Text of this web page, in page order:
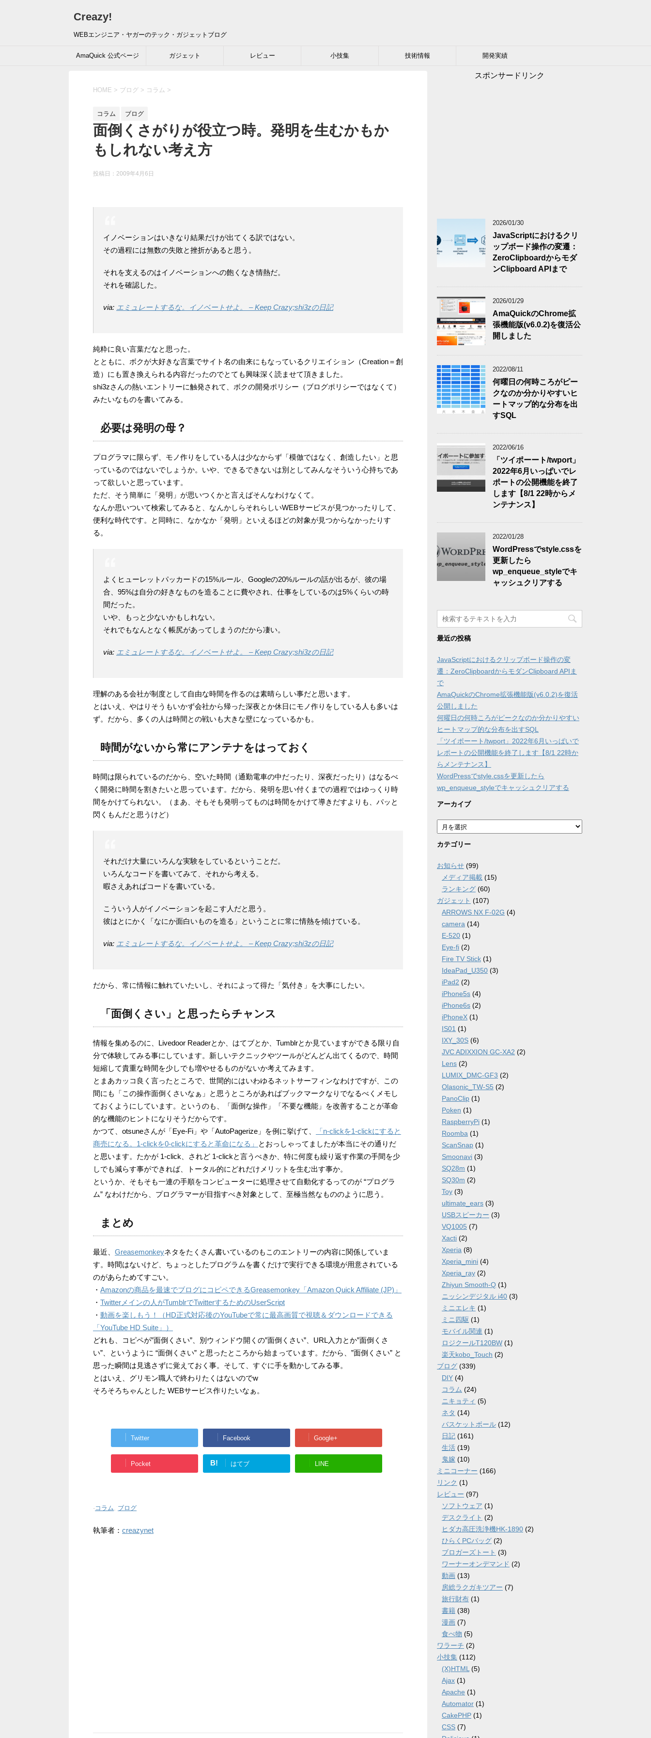
Creazy!
WEBエンジニア・ヤガーのテック・ガジェットブログ
AmaQuick 公式ページ ガジェット レビュー 小技集 技術情報 開発実績
HOME > ブログ > コラム >
コラム ブログ
面倒くさがりが役立つ時。発明を生むかもか
もしれない考え方
投稿日： 2009年4月6日
イノベーションはいきなり結果だけが出てくる訳ではない。
その過程には無数の失敗と挫折があると思う。
それを支えるのはイノベーションへの飽くなき情熱だ。
それを確認した。
via: エミュレートするな。イノベートせよ。 – Keep Crazy;shi3zの日記
純粋に良い言葉だなと思った。
とともに、ボクが大好きな言葉でサイト名の由来にもなっているクリエイション（Creation＝創
造）にも置き換えられる内容だったのでとても興味深く読ませて頂きました。
shi3zさんの熱いエントリーに触発されて、ボクの開発ポリシー（ブログポリシーではなくて）
みたいなものを書いてみる。
必要は発明の母？
プログラマに限らず、モノ作りをしている人は少なからず「模倣ではなく、創造したい」と思
っているのではないでしょうか。いや、できるできないは別としてみんなそういう心持ちであ
って欲しいと思っています。
ただ、そう簡単に「発明」が思いつくかと言えばそんなわけなくて。
なんか思いついて検索してみると、なんかしらそれらしいWEBサービスが見つかったりして、
便利な時代です。と同時に、なかなか「発明」といえるほどの対象が見つからなかったりす
る。
よくヒューレットパッカードの15%ルール、Googleの20%ルールの話が出るが、彼の場
合、95%は自分の好きなものを造ることに費やされ、仕事をしているのは5%くらいの時
間だった。
いや、もっと少ないかもしれない。
それでもなんとなく帳尻があってしまうのだから凄い。
via: エミュレートするな。イノベートせよ。 – Keep Crazy;shi3zの日記
理解のある会社が制度として自由な時間を作るのは素晴らしい事だと思います。
とはいえ、やはりそうもいかず会社から帰った深夜とか休日にモノ作りをしている人も多いは
ず。だから、多くの人は時間との戦いも大きな壁になっているかも。
時間がないから常にアンテナをはっておく
時間は限られているのだから、空いた時間（通勤電車の中だったり、深夜だったり）はなるべ
く開発に時間を割きたいと思っています。だから、発明を思い付くまでの過程ではゆっくり時
間をかけてられない。（まあ、そもそも発明ってものは時間をかけて導きだすよりも、パッと
閃くもんだと思うけど）
それだけ大量にいろんな実験をしているということだ。
いろんなコードを書いてみて、それから考える。
暇さえあればコードを書いている。
こういう人がイノベーションを起こす人だと思う。
彼はとにかく「なにか面白いものを造る」ということに常に情熱を傾けている。
via: エミュレートするな。イノベートせよ。 – Keep Crazy;shi3zの日記
だから、常に情報に触れていたいし、それによって得た「気付き」を大事にしたい。
「面倒くさい」と思ったらチャンス
情報を集めるのに、Livedoor Readerとか、はてブとか、Tumblrとか見ていますができる限り自
分で体験してみる事にしています。新しいテクニックやツールがどんどん出てくるので、時間
短縮して貴重な時間を少しでも増やせるものがないか考えてみます。
とまあカッコ良く言ったところで、世間的にはいわゆるネットサーフィンなわけですが、この
間にも「この操作面倒くさいなぁ」と思うところがあればブックマークなりでなるべくメモし
ておくようにしています。というのも、「面倒な操作」「不要な機能」を改善することが革命
的な機能のヒントになりそうだからです。
かつて、otsuneさんが「Eye-Fi」や「AutoPagerize」を例に挙げて、
「n-clickを1-clickにすると
商売になる。1-clickを0-clickにすると革命になる」
とおっしゃってましたが本当にその通りだ
と思います。たかが 1-click、されど 1-clickと言うべきか、特に何度も繰り返す作業の手間を少
しでも減らす事ができれば、トータル的にどれだけメリットを生む出す事か。
というか、そもそも一連の手順をコンピューターに処理させて自動化するってのが “プログラ
ム” なわけだから、プログラマーが目指すべき対象として、至極当然なもののように思う。
まとめ
最近、 Greasemonkeyネタをたくさん書いているのもこのエントリーの内容に関係していま
す。時間はないけど、ちょっとしたプログラムを書くだけで実行できる環境が用意されている
のがあらためてすごい。
・ Amazonの商品を最速でブログにコピペできるGreasemonkey「Amazon Quick Affiliate (JP)」
・ Twitterメインの人がTumblrでTwitterするためのUserScript
・ 動画を楽しもう！（HD正式対応後のYouTubeで常に最高画質で視聴＆ダウンロードできる
「YouTube HD Suite」）
どれも、コピペが”面倒くさい”、別ウィンドウ開くの”面倒くさい”、URL入力とか”面倒くさ
い”、というように “面倒くさい” と思ったところから始まっています。だから、”面倒くさい” と
思った瞬間は見逃さずに覚えておく事。そして、すぐに手を動かしてみる事。
とはいえ、グリモン職人で終わりたくはないのでw
そろそろちゃんとした WEBサービス作りたいなぁ。
Twitter Facebook Google+
Pocket B! はてブ LINE
-コラム, ブログ
執筆者： creazynet
スポンサードリンク
2026/01/30
JavaScriptにおけるクリ
ップボード操作の変遷：
ZeroClipboardからモダ
ンClipboard APIまで
2026/01/29
AmaQuickのChrome拡
張機能版(v6.0.2)を復活公
開しました
2022/08/11
何曜日の何時ころがピー
クなのか分かりやすいヒ
ートマップ的な分布を出
すSQL
2022/06/16
「ツイポーート/twport」
2022年6月いっぱいでレ
ポートの公開機能を終了
します【8/1 22時からメ
ンテナンス】
2022/01/28
WordPressでstyle.cssを
更新したら
wp_enqueue_styleでキ
ャッシュクリアする
最近の投稿
JavaScriptにおけるクリップボード操作の変
遷：ZeroClipboardからモダンClipboard APIま
で
AmaQuickのChrome拡張機能版(v6.0.2)を復活
公開しました
何曜日の何時ころがピークなのか分かりやすい
ヒートマップ的な分布を出すSQL
「ツイポーート/twport」2022年6月いっぱいで
レポートの公開機能を終了します【8/1 22時か
らメンテナンス】
WordPressでstyle.cssを更新したら
wp_enqueue_styleでキャッシュクリアする
アーカイブ
ア
ー
カ
ブ
カテゴリー
お知らせ (99)
メディア掲載 (15)
ランキング (60)
ガジェット (107)
ARROWS NX F-02G (4)
camera (14)
E-520 (1)
Eye-fi (2)
Fire TV Stick (1)
IdeaPad_U350 (3)
iPad2 (2)
iPhone5s (4)
iPhone6s (2)
iPhoneX (1)
IS01 (1)
IXY_30S (6)
JVC ADIXXION GC-XA2 (2)
Lens (2)
LUMIX_DMC-GF3 (2)
Olasonic_TW-S5 (2)
PanoClip (1)
Poken (1)
RaspberryPi (1)
Roomba (1)
ScanSnap (1)
Smoonavi (3)
SQ28m (1)
SQ30m (2)
Toy (3)
ultimate_ears (3)
USBスピーカー (3)
VQ1005 (7)
Xacti (2)
Xperia (8)
Xperia_mini (4)
Xperia_ray (2)
Zhiyun Smooth-Q (1)
ニッシンデジタル i40 (3)
ミニエレキ (1)
ミニ四駆 (1)
モバイル関連 (1)
ロジクールT120BW (1)
楽天kobo_Touch (2)
ブログ (339)
DIY (4)
コラム (24)
ニキョティ (5)
ネタ (14)
バスケットボール (12)
日記 (161)
生活 (19)
鬼嫁 (10)
ミニコーナー (166)
リンク (1)
レビュー (97)
ソフトウェア (1)
デスクライト (2)
ヒダカ高圧洗浄機HK-1890 (2)
ひらくPCバッグ (2)
ブロガーズトート (3)
ワーナーオンデマンド (2)
動画 (13)
房総ラクガキツアー (7)
旅行財布 (1)
書籍 (38)
漫画 (7)
食べ物 (5)
ワラーチ (2)
小技集 (112)
(X)HTML (5)
Ajax (1)
Apache (1)
Automator (1)
CakePHP (1)
CSS (7)